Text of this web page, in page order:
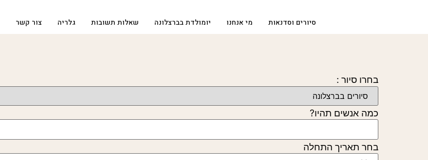
סיורים וסדנאות מי אנחנו יומולדת בברצלונה שאלות תשובות גלריה צור קשר
בחרו סיור :
כמה אנשים תהיו?
בחר תאריך התחלה